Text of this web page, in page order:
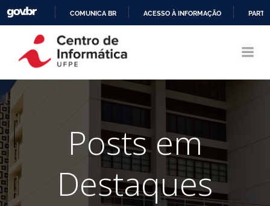
CONTEÚDO
COMUNICA BR ACESSO À INFORMAÇÃO
Posts em
Destaques